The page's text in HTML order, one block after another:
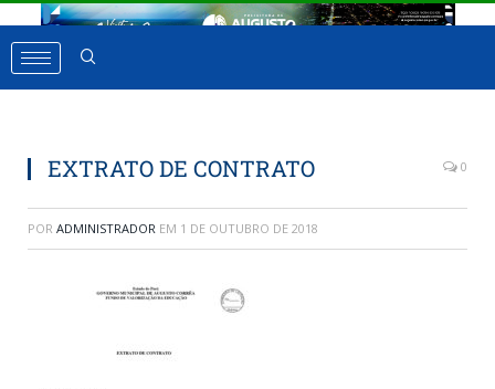
EXTRATO DE CONTRATO 0
POR ADMINISTRADOR EM 1 DE OUTUBRO DE 2018